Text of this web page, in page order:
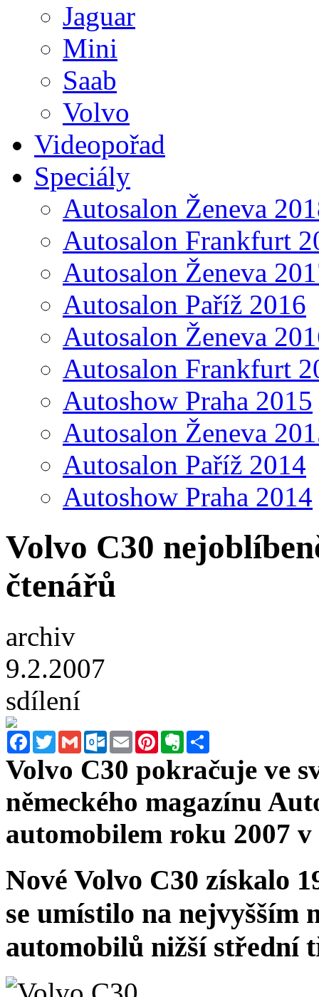
Jaguar
Mini
Saab
Volvo
Videopořad
Speciály
Autosalon Ženeva
Autosalon Frankfurt
Autosalon Ženeva
Autosalon Paříž 2016
Autosalon Ženeva
Autosalon Frankfurt
Autoshow Praha 2015
Autosalon Ženeva
Autosalon Paříž 2014
Autoshow Praha 2014
Volvo C30
čtenářů
archiv
9.2.2007
sdílení
FacebookTwitterGmail Outlook.com
Email PinterestEvernote
Volvo C30 pokračuje ve
německého magazínu
automobilem roku 2007
Nové Volvo C30 získalo
se umístilo na nejvyšším
automobilů nižší střední